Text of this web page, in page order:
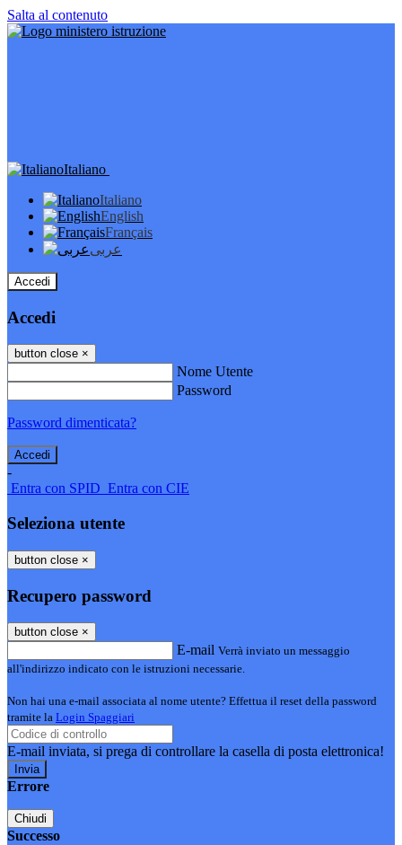
Salta al contenuto
Italiano
Italiano
English
Français
عربى
Accedi
Accedi
button close ×
Nome Utente
Password
Password dimenticata?
-
Entra con SPID Entra con CIE
Seleziona utente
button close ×
Recupero password
button close ×
E-mail Verrà inviato un messaggio
all'indirizzo indicato con le istruzioni necessarie.
Non hai una e-mail associata al nome utente? Effettua il reset della password
tramite la Login Spaggiari
E-mail inviata, si prega di controllare la casella di posta elettronica!
Errore
Chiudi
Successo